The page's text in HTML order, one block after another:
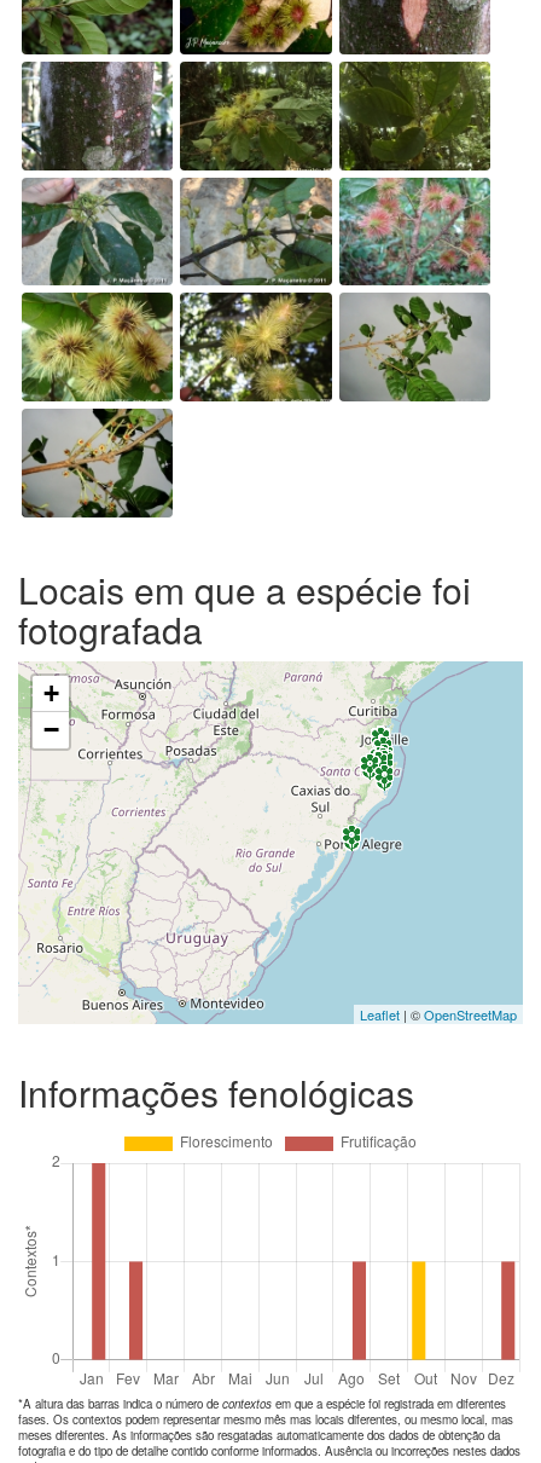
Locais em que a espécie foi
fotografada
+
−
Leaflet | ©OpenStreetMap
Informações fenológicas
*A altura das barras indica o número de contextos em que a espécie foi registrada em diferentes
fases. Os contextos podem representar mesmo mês mas locais diferentes, ou mesmo local, mas
meses diferentes. As informações são resgatadas automaticamente dos dados de obtenção da
fotografia e do tipo de detalhe contido conforme informados. Ausência ou incorreções nestes dados